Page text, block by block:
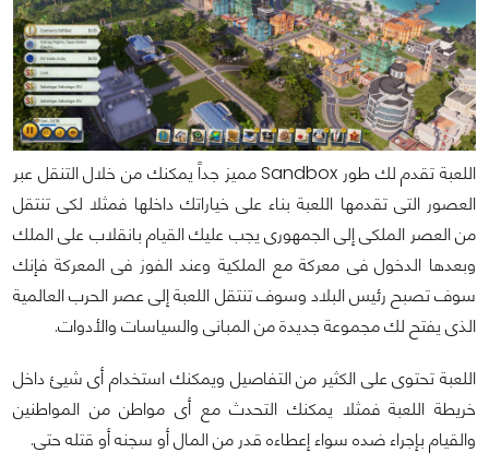
اللعبة تقدم لك طور Sandbox مميز جداً يمكنك من خلال التنقل عبر
العصور التى تقدمها اللعبة بناء على خياراتك داخلها فمثلا لكى تنتقل
من العصر الملكى إلى الجمهورى يجب عليك القيام بانقلاب على الملك
وبعدها الدخول فى معركة مع الملكية وعند الفوز فى المعركة فإنك
سوف تصبح رئيس البلاد وسوف تنتقل اللعبة إلى عصر الحرب العالمية
الذى يفتح لك مجموعة جديدة من المبانى والسياسات والأدوات.
اللعبة تحتوى على الكثير من التفاصيل ويمكنك استخدام أى شيئ داخل
خريطة اللعبة فمثلا يمكنك التحدث مع أى مواطن من المواطنين
والقيام بإجراء ضده سواء إعطاءه قدر من المال أو سجنه أو قتله حتى.